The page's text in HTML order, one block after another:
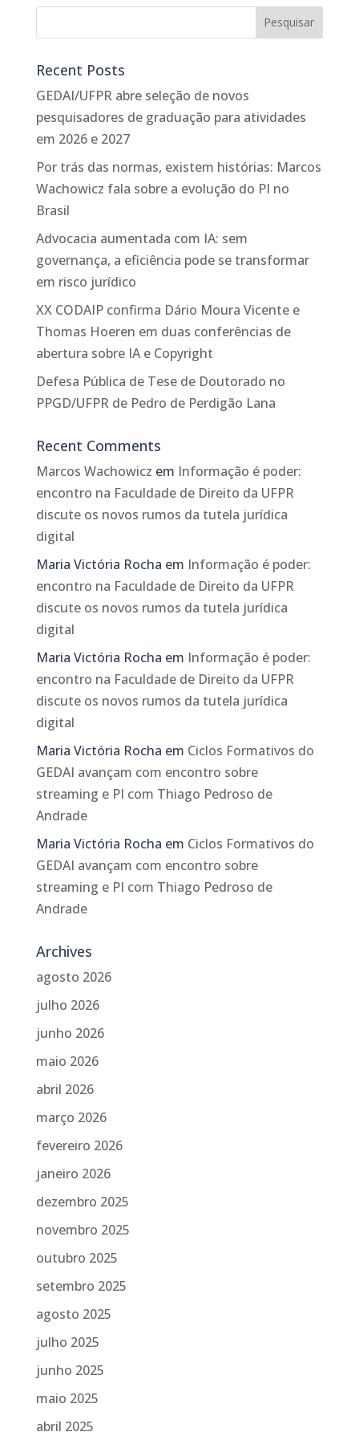
Recent Posts
GEDAI/UFPR abre seleção de novos
pesquisadores de graduação para atividades
em 2026 e 2027
Por trás das normas, existem histórias: Marcos
Wachowicz fala sobre a evolução do PI no
Brasil
Advocacia aumentada com IA: sem
governança, a eficiência pode se transformar
em risco jurídico
XX CODAIP confirma Dário Moura Vicente e
Thomas Hoeren em duas conferências de
abertura sobre IA e Copyright
Defesa Pública de Tese de Doutorado no
PPGD/UFPR de Pedro de Perdigão Lana
Recent Comments
Marcos Wachowicz em Informação é poder:
encontro na Faculdade de Direito da UFPR
discute os novos rumos da tutela jurídica
digital
Maria Victória Rocha em Informação é poder:
encontro na Faculdade de Direito da UFPR
discute os novos rumos da tutela jurídica
digital
Maria Victória Rocha em Informação é poder:
encontro na Faculdade de Direito da UFPR
discute os novos rumos da tutela jurídica
digital
Maria Victória Rocha em Ciclos Formativos do
GEDAI avançam com encontro sobre
streaming e PI com Thiago Pedroso de
Andrade
Maria Victória Rocha em Ciclos Formativos do
GEDAI avançam com encontro sobre
streaming e PI com Thiago Pedroso de
Andrade
Archives
agosto 2026
julho 2026
junho 2026
maio 2026
abril 2026
março 2026
fevereiro 2026
janeiro 2026
dezembro 2025
novembro 2025
outubro 2025
setembro 2025
agosto 2025
julho 2025
junho 2025
maio 2025
abril 2025